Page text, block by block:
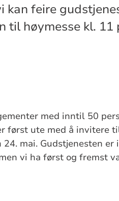
kan feire
til høymesse kl. 11
med inntil 50
først ute med å invitere
mai. Gudstjenesten er
vi ha først og fremst